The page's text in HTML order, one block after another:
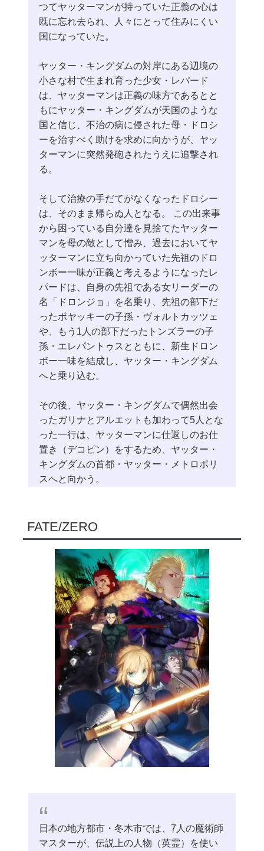
つてヤッターマンが持っていた正義の心は
既に忘れ去られ、人々にとって住みにくい
国になっていた。
ヤッター・キングダムの対岸にある辺境の
小さな村で生まれ育った少女・レパード
は、ヤッターマンは正義の味方であるとと
もにヤッター・キングダムが天国のような
国と信じ、不治の病に侵された母・ドロシ
ーを治すべく助けを求めに向かうが、ヤッ
ターマンに突然発砲されたうえに追撃され
る。
そして治療の手だてがなくなったドロシー
は、そのまま帰らぬ人となる。 この出来事
から困っている自分達を見捨てたヤッター
マンを母の敵として憎み、過去においてヤ
ッターマンに立ち向かっていた先祖のドロ
ンボー一味が正義と考えるようになったレ
パードは、自身の先祖である女リーダーの
名「ドロンジョ」を名乗り、先祖の部下だ
ったボヤッキーの子孫・ヴォルトカッツェ
や、もう1人の部下だったトンズラーの子
孫・エレパントゥスとともに、新生ドロン
ボー一味を結成し、ヤッター・キングダム
へと乗り込む。
その後、ヤッター・キングダムで偶然出会
ったガリナとアルエットも加わって5人とな
った一行は、ヤッターマンに仕返しのお仕
置き（デコピン）をするため、ヤッター・
キングダムの首都・ヤッター・メトロポリ
スへと向かう。
FATE/ZERO
日本の地方都市・冬木市では、7人の魔術師
マスターが、伝説上の人物（英霊）を使い